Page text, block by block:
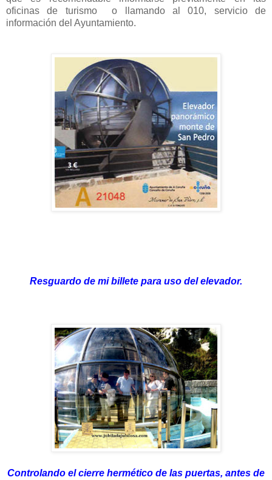
oficinas de turismo o llamando al 010, servicio de
información del Ayuntamiento.
Resguardo de mi billete para uso del elevador.
Controlando el cierre hermético de las puertas, antes de